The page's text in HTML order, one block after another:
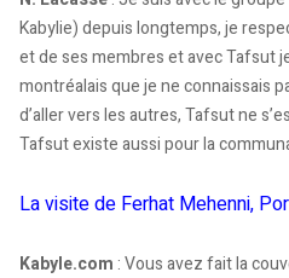
Kabylie) depuis longtemps, je
et de ses membres et avec Tafsut
montréalais que je ne connaissais
d’aller vers les autres, Tafsut ne
Tafsut existe aussi pour la
La visite de Ferhat Mehenni,
Kabyle.com : Vous avez fait la